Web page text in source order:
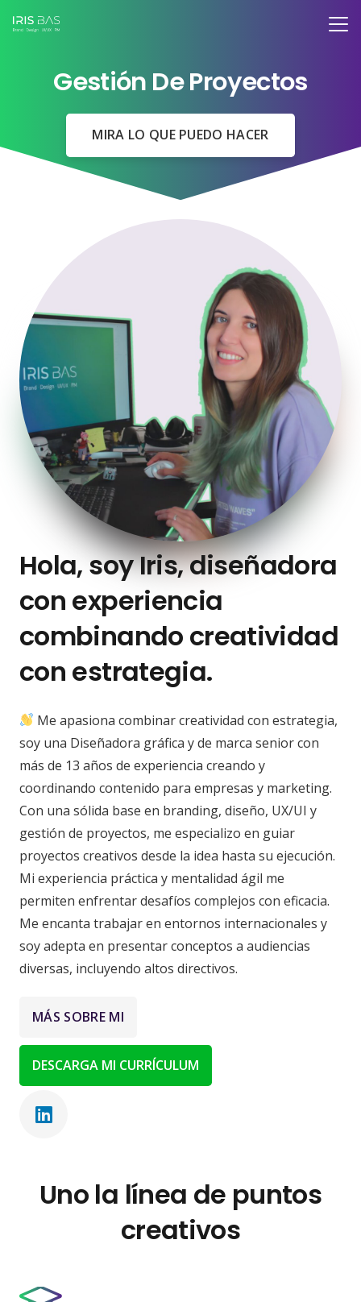
Gestión De Proyectos
MIRA LO QUE PUEDO HACER
Hola, soy Iris, diseñadora
con experiencia
combinando creatividad
con estrategia.
Me apasiona combinar creatividad con estrategia,
soy una Diseñadora gráfica y de marca senior con
más de 13 años de experiencia creando y
coordinando contenido para empresas y marketing.
Con una sólida base en branding, diseño, UX/UI y
gestión de proyectos, me especializo en guiar
proyectos creativos desde la idea hasta su ejecución.
Mi experiencia práctica y mentalidad ágil me
permiten enfrentar desafíos complejos con eficacia.
Me encanta trabajar en entornos internacionales y
soy adepta en presentar conceptos a audiencias
diversas, incluyendo altos directivos.
MÁS SOBRE MI
DESCARGA MI CURRÍCULUM
Uno la línea de puntos
creativos